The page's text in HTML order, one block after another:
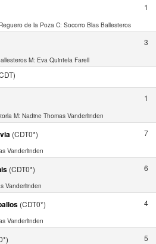
1
de la PozaC: Socorro Blas Ballesteros
3
M: Eva Quintela Farell
1
M: Nadine Thomas Vanderlinden
(CDT0*) 7
Vanderlinden
(CDT0*) 6
Vanderlinden
(CDT0*) 4
Vanderlinden
5